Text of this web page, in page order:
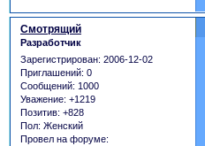
Смотрящий
Разработчик
Зарегистрирован: 2006-12-02
Приглашений: 0
Сообщений: 1000
Уважение: +1219
Позитив: +828
Пол: Женский
Провел на форуме: